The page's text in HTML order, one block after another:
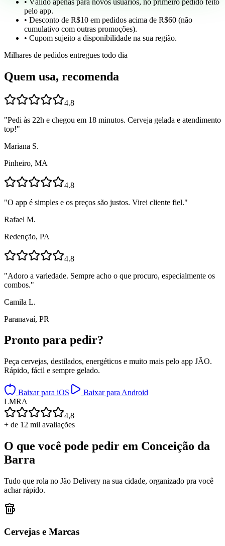
pelo app.
• Desconto de R$10 em pedidos acima de R$60 (não
cumulativo com outras promoções).
• Cupom sujeito a disponibilidade na sua região.
Milhares de pedidos entregues todo dia
Quem usa, recomenda
4.8
"Pedi às 22h e chegou em 18 minutos. Cerveja gelada e atendimento
top!"
Mariana S.
Pinheiro, MA
4.8
"O app é simples e os preços são justos. Virei cliente fiel."
Rafael M.
Redenção, PA
4.8
"Adoro a variedade. Sempre acho o que procuro, especialmente os
combos."
Camila L.
Paranavaí, PR
Pronto para pedir?
Peça cervejas, destilados, energéticos e muito mais pelo app JÃO.
Rápido, fácil e sempre gelado.
Baixar para iOS
Baixar para Android
LMRA
4,8
+ de 12 mil avaliações
O que você pode pedir em Conceição da
Barra
Tudo que rola no Jão Delivery na sua cidade, organizado pra você
achar rápido.
Cervejas e Marcas